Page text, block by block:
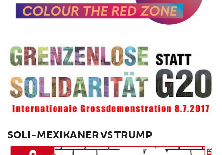
SOLI-MEXIKANER VS TRUMP